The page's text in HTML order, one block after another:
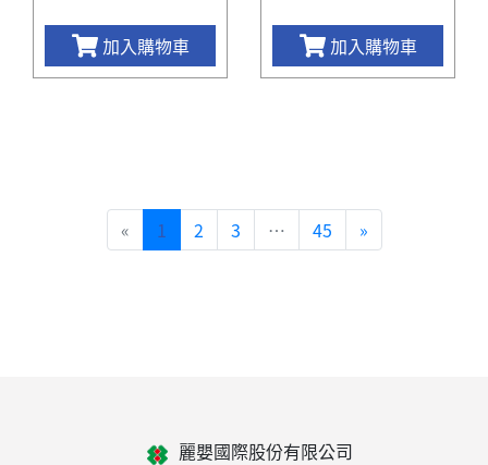
加入購物車 加入購物車
« 1 2 3 … 45 »
麗嬰國際股份有限公司